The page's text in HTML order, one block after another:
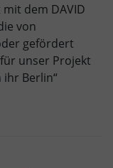
dem DAVID
von
gefördert
unser Projekt
ihr Berlin“